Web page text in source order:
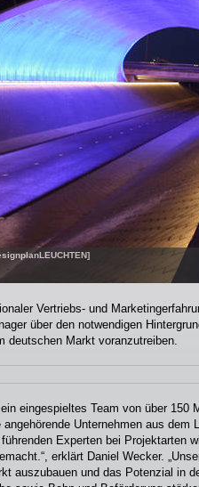
Vertriebs- und
über den notwendigen
deutschen Markt voranzutreiben.
eingespieltes Team von über 150
Unternehmen aus dem
Experten bei Projektarten
erklärt Daniel Wecker.
auszubauen und das Potenzial in